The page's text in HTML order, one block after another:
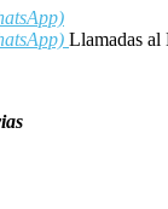
Llamadas al